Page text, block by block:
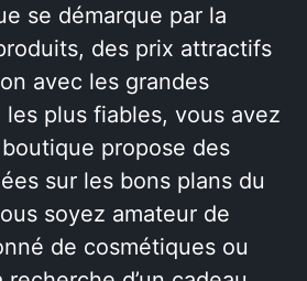
se démarque par la
des prix attractifs
avec les grandes
les plus fiables, vous avez
propose des
sur les bons plans du
soyez amateur de
de cosmétiques ou